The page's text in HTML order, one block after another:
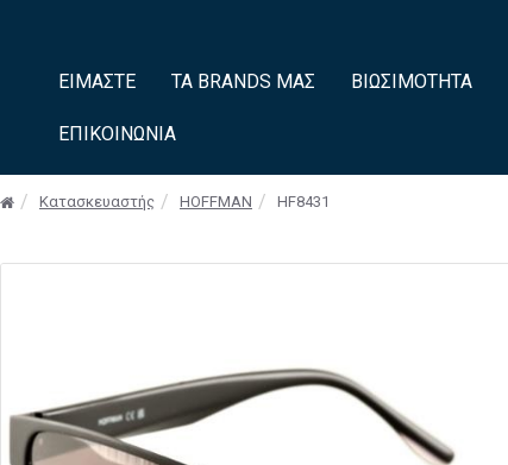
ΕΊΜΑΣΤΕ ΤΑ BRANDS ΜΑΣ ΒΙΩΣΙΜΌΤΗΤΑ
ΕΠΙΚΟΙΝΩΝΊΑ
Κατασκευαστής HOFFMAN HF8431